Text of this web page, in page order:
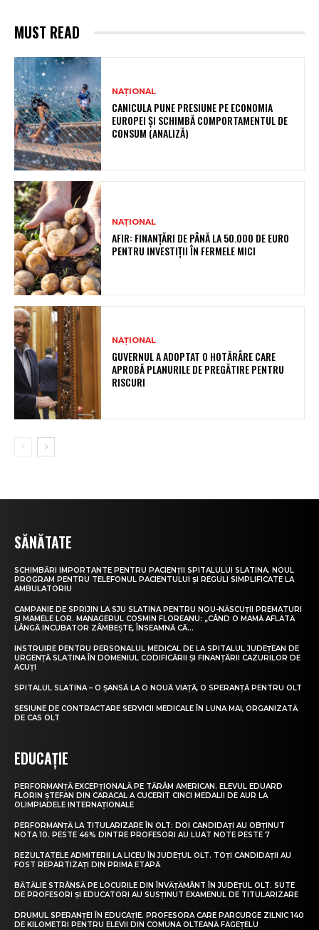
MUST READ
NAȚIONAL
CANICULA PUNE PRESIUNE PE ECONOMIA
EUROPEI ȘI SCHIMBĂ COMPORTAMENTUL DE
CONSUM (ANALIZĂ)
NAȚIONAL
AFIR: FINANȚĂRI DE PÂNĂ LA 50.000 DE EURO
PENTRU INVESTIȚII ÎN FERMELE MICI
NAȚIONAL
GUVERNUL A ADOPTAT O HOTĂRÂRE CARE
APROBĂ PLANURILE DE PREGĂTIRE PENTRU
RISCURI
SĂNĂTATE
SCHIMBĂRI IMPORTANTE PENTRU PACIENȚII SPITALULUI SLATINA. NOUL
PROGRAM PENTRU TELEFONUL PACIENTULUI ȘI REGULI SIMPLIFICATE LA
AMBULATORIU
CAMPANIE DE SPRIJIN LA SJU SLATINA PENTRU NOU-NĂSCUȚII PREMATURI
ȘI MAMELE LOR. MANAGERUL COSMIN FLOREANU: „CÂND O MAMĂ AFLATĂ
LÂNGĂ INCUBATOR ZÂMBEȘTE, ÎNSEAMNĂ CĂ...
INSTRUIRE PENTRU PERSONALUL MEDICAL DE LA SPITALUL JUDEȚEAN DE
URGENȚĂ SLATINA ÎN DOMENIUL CODIFICĂRII ȘI FINANȚĂRII CAZURILOR DE
ACUȚI
SPITALUL SLATINA – O ȘANSĂ LA O NOUĂ VIAȚĂ, O SPERANȚĂ PENTRU OLT
SESIUNE DE CONTRACTARE SERVICII MEDICALE ÎN LUNA MAI, ORGANIZATĂ
DE CAS OLT
EDUCAȚIE
PERFORMANȚĂ EXCEPȚIONALĂ PE TĂRÂM AMERICAN. ELEVUL EDUARD
FLORIN ȘTEFAN DIN CARACAL A CUCERIT CINCI MEDALII DE AUR LA
OLIMPIADELE INTERNAȚIONALE
PERFORMANȚĂ LA TITULARIZARE ÎN OLT: DOI CANDIDAȚI AU OBȚINUT
NOTA 10. PESTE 46% DINTRE PROFESORI AU LUAT NOTE PESTE 7
REZULTATELE ADMITERII LA LICEU ÎN JUDEȚUL OLT. TOȚI CANDIDAȚII AU
FOST REPARTIZAȚI DIN PRIMA ETAPĂ
BĂTĂLIE STRÂNSĂ PE LOCURILE DIN ÎNVĂȚĂMÂNT ÎN JUDEȚUL OLT. SUTE
DE PROFESORI ȘI EDUCATORI AU SUSȚINUT EXAMENUL DE TITULARIZARE
DRUMUL SPERANȚEI ÎN EDUCAȚIE. PROFESORA CARE PARCURGE ZILNIC 140
DE KILOMETRI PENTRU ELEVII DIN COMUNA OLTEANĂ FĂGEȚELU